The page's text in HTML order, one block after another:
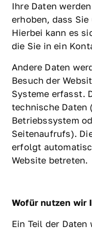
Ihre Daten
erhoben, dass
Hierbei kann es
die Sie in ein
Andere Daten
Besuch der
Systeme erfasst.
technische Daten
Betriebssystem
Seitenaufrufs).
erfolgt
Website betreten.
Wofür nutzen wir
Ein Teil der